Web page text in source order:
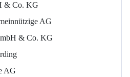
& Co. KG
AG
& Co. KG
AG